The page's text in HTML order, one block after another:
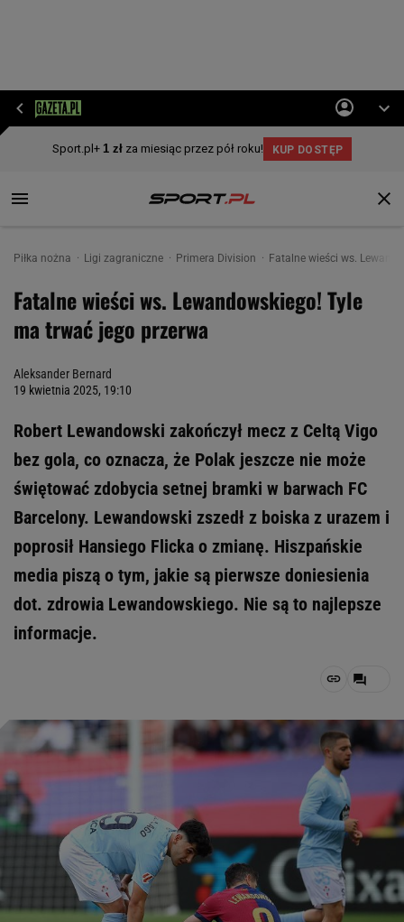
Piłka nożna Ligi zagraniczne Primera Division Fatalne wieści ws.
Fatalne wieści ws. Lewandowskiego! Tyle
ma trwać jego przerwa
Aleksander Bernard
19 kwietnia 2025, 19:10
Robert Lewandowski zakończył mecz z Celtą Vigo
bez gola, co oznacza, że Polak jeszcze nie może
świętować zdobycia setnej bramki w barwach FC
Barcelony. Lewandowski zszedł z boiska z urazem i
poprosił Hansiego Flicka o zmianę. Hiszpańskie
media piszą o tym, jakie są pierwsze doniesienia
dot. zdrowia Lewandowskiego. Nie są to najlepsze
informacje.